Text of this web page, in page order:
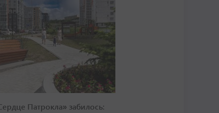
Патрокла» забилось: